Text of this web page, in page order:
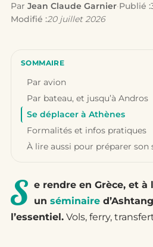
Par Jean Claude Garnier·Publié :
Modifié :20 juillet 2026
SOMMAIRE
Par avion
Par bateau, et jusqu’à Andros
Se déplacer à Athènes
Formalités et infos pratiques
À lire aussi pour préparer son
S e rendre en Grèce, et à
un séminaire
l’essentiel. Vols, ferry,